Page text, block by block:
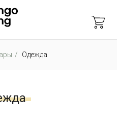
Одежда